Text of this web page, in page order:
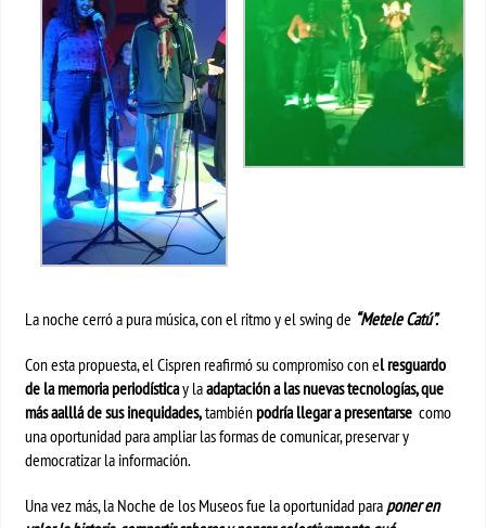
La noche cerró a pura música, con el ritmo y el swing de “Metele Catú”.
Con esta propuesta, el Cispren reafirmó su compromiso con el resguardo
de la memoria periodísticay laadaptación a las nuevas tecnologías, que
más aalllá de sus inequidades,también podría llegar a presentarse como
una oportunidad para ampliar las formas de comunicar, preservar y
democratizar la información.
Una vez más, la Noche de los Museos fue la oportunidad para poner en